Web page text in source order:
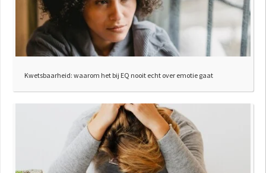
Kwetsbaarheid: waarom het bij EQ nooit echt over emotie gaat